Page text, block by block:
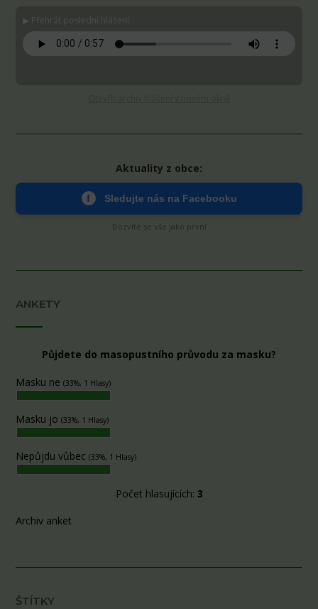
▶ Přehrát poslední hlášení:
Aktuality z obce:
f Sledujte nás na Facebooku
Dozvíte se vše jako první
ANKETY
Půjdete do masopustního průvodu za masku?
Masku ne (33%, 1 Hlasy)
Masku jo (33%, 1 Hlasy)
Nepůjdu vůbec (33%, 1 Hlasy)
Počet hlasujících: 3
Archiv anket
ŠTÍTKY